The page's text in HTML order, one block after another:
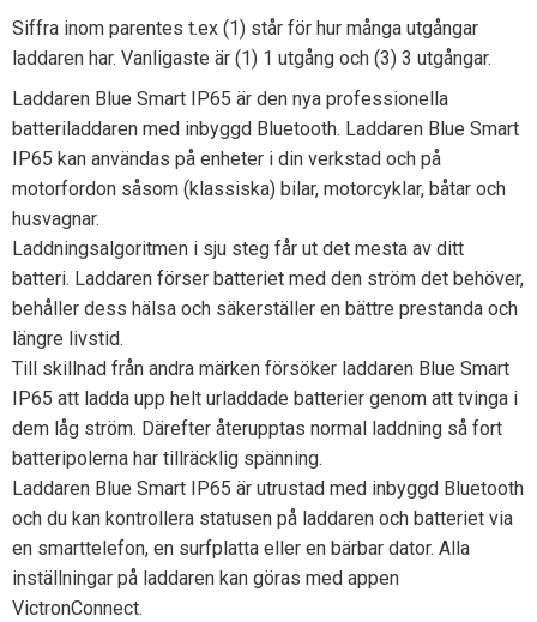
Siffra inom parentes t.ex (1) står för hur många utgångar
laddaren har. Vanligaste är (1) 1 utgång och (3) 3 utgångar.
Laddaren Blue Smart IP65 är den nya professionella
batteriladdaren med inbyggd Bluetooth. Laddaren Blue Smart
IP65 kan användas på enheter i din verkstad och på
motorfordon såsom (klassiska) bilar, motorcyklar, båtar och
husvagnar.
Laddningsalgoritmen i sju steg får ut det mesta av ditt
batteri. Laddaren förser batteriet med den ström det behöver,
behåller dess hälsa och säkerställer en bättre prestanda och
längre livstid.
Till skillnad från andra märken försöker laddaren Blue Smart
IP65 att ladda upp helt urladdade batterier genom att tvinga i
dem låg ström. Därefter återupptas normal laddning så fort
batteripolerna har tillräcklig spänning.
Laddaren Blue Smart IP65 är utrustad med inbyggd Bluetooth
och du kan kontrollera statusen på laddaren och batteriet via
en smarttelefon, en surfplatta eller en bärbar dator. Alla
inställningar på laddaren kan göras med appen
VictronConnect.